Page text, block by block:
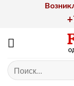
Искать: